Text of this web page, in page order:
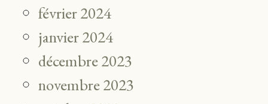
février 2024
janvier 2024
décembre 2023
novembre 2023